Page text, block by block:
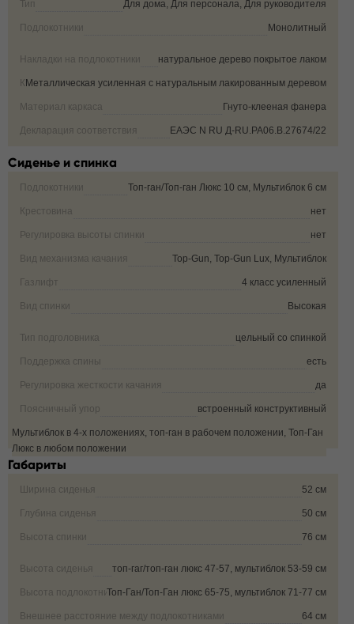
Тип Для дома, Для персонала, Для руководителя
Подлокотники Монолитный
Накладки на подлокотники натуральное дерево покрытое лаком
Крестовина
Металлическая усиленная с натуральным лакированным деревом
Материал каркаса Гнуто-клееная фанера
Декларация соответствия ЕАЭС N RU Д-RU.РА06.В.27674/22
Сиденье и спинка
Подлокотники Топ-ган/Топ-ган Люкс 10 см, Мультиблок 6 см
Крестовина нет
Регулировка высоты спинки нет
Вид механизма качания Top-Gun, Top-Gun Lux, Мультиблок
Газлифт 4 класс усиленный
Вид спинки Высокая
Тип подголовника цельный со спинкой
Поддержка спины есть
Регулировка жесткости качания да
Поясничный упор встроенный конструктивный
Фиксация угла наклона кресла
Мультиблок в 4-х положениях, топ-ган в рабочем положении, Топ-Ган
Люкс в любом положении
Габариты
Ширина сиденья 52 см
Глубина сиденья 50 см
Высота спинки 76 см
Высота сиденья топ-гаг/топ-ган люкс 47-57, мультиблок 53-59 см
Высота подлокотника от полаТоп-Ган/Топ-Ган люкс 65-75, мультиблок 71-77 см
Внешнее расстояние между подлокотниками 64 см